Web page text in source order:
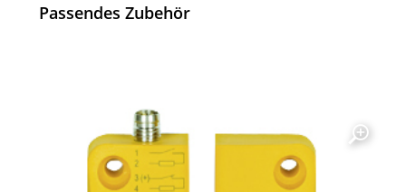
Passendes Zubehör